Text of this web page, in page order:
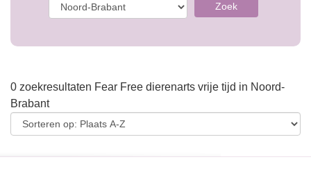
Zoek
0 zoekresultaten Fear Free dierenarts vrije tijd in Noord-
Brabant